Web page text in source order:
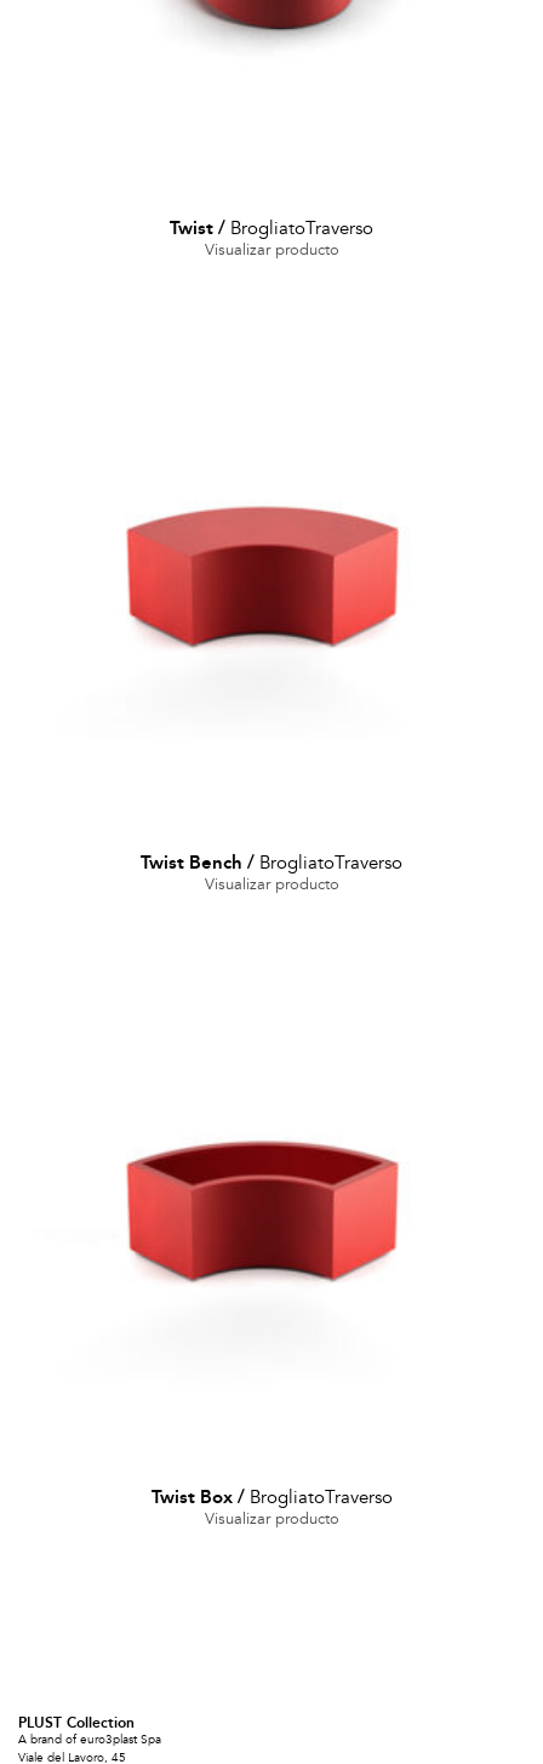
Twist / BrogliatoTraverso
Visualizar producto
Twist Bench / BrogliatoTraverso
Visualizar producto
Twist Box / BrogliatoTraverso
Visualizar producto
PLUST Collection
A brand of euro3plast Spa
Viale del Lavoro, 45